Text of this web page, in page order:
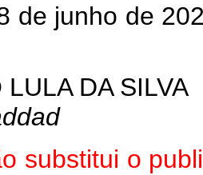
de junho de
DA SILVA
substitui o